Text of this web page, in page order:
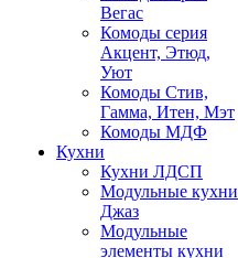
Вегас
Комоды серия
Акцент, Этюд,
Уют
Комоды Стив,
Гамма, Итен, Мэт
Комоды МДФ
Кухни
Кухни ЛДСП
Модульные кухни
Джаз
Модульные
элементы кухни